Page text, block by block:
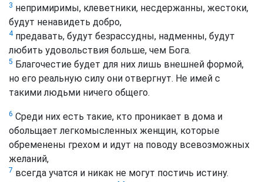
3 непримиримы, клеветники, несдержанны, жестоки,
будут ненавидеть добро,
4предавать, будут безрассудны, надменны, будут
любить удовольствия больше, чем Бога.
5 Благочестие будет для них лишь внешней формой,
но его реальную силу они отвергнут. Не имей с
такими людьми ничего общего.
6 Среди них есть такие, кто проникает в дома и
обольщает легкомысленных женщин, которые
обременены грехом и идут на поводу всевозможных
желаний,
7 всегда учатся и никак не могут постичь истину.